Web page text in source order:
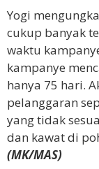
Yogi
cukup banyak
waktu
kampanye
hanya 75 hari.
pelanggaran
yang tidak
dan kawat di
(MK/MAS)